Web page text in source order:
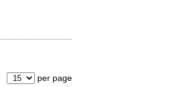
per page